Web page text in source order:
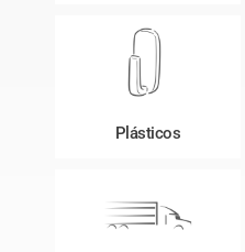
Plásticos